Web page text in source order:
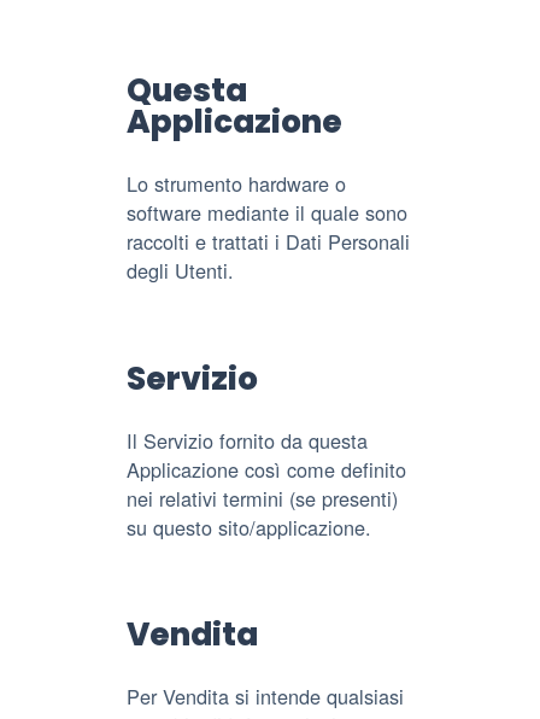
Questa
Applicazione
Lo strumento hardware o
software mediante il quale sono
raccolti e trattati i Dati Personali
degli Utenti.
Servizio
Il Servizio fornito da questa
Applicazione così come definito
nei relativi termini (se presenti)
su questo sito/applicazione.
Vendita
Per Vendita si intende qualsiasi